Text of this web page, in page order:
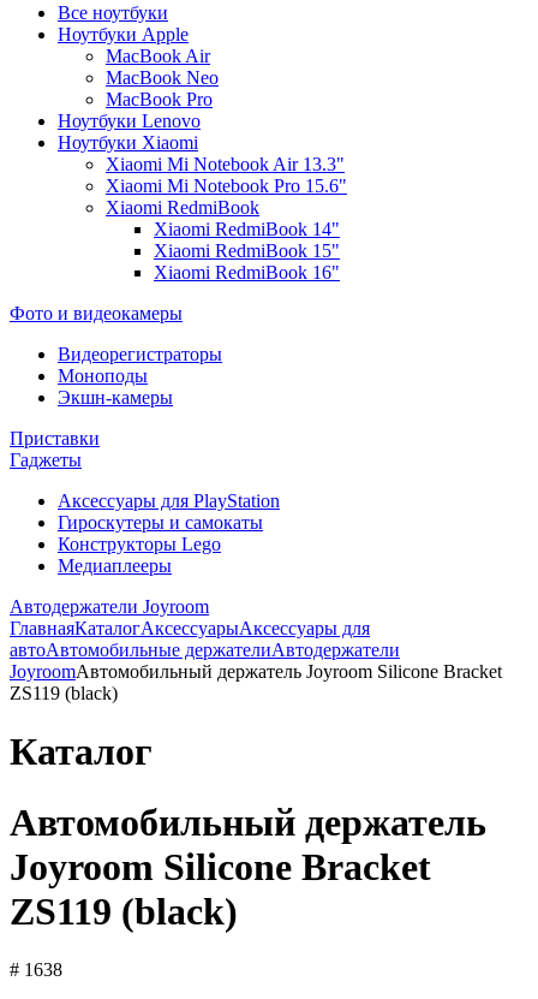
Все ноутбуки
Ноутбуки Apple
MacBook Air
MacBook Neo
MacBook Pro
Ноутбуки Lenovo
Ноутбуки Xiaomi
Xiaomi Mi Notebook Air 13.3"
Xiaomi Mi Notebook Pro 15.6"
Xiaomi RedmiBook
Xiaomi RedmiBook 14"
Xiaomi RedmiBook 15"
Xiaomi RedmiBook 16"
Фото и видеокамеры
Видеорегистраторы
Моноподы
Экшн-камеры
Приставки
Гаджеты
Аксессуары для PlayStation
Гироскутеры и самокаты
Конструкторы Lego
Медиаплееры
Автодержатели Joyroom
ГлавнаяКаталогАксессуарыАксессуары для
автоАвтомобильные держателиАвтодержатели
JoyroomАвтомобильный держатель Joyroom Silicone Bracket
ZS119 (black)
Каталог
Автомобильный держатель
Joyroom Silicone Bracket
ZS119 (black)
# 1638